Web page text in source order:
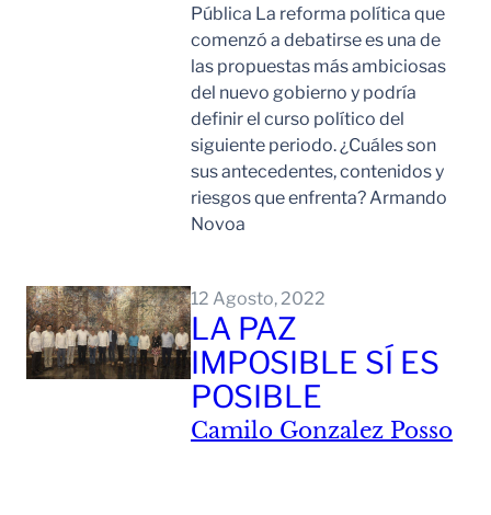
Pública La reforma política que
comenzó a debatirse es una de
las propuestas más ambiciosas
del nuevo gobierno y podría
definir el curso político del
siguiente periodo. ¿Cuáles son
sus antecedentes, contenidos y
riesgos que enfrenta? Armando
Novoa
12 Agosto, 2022
LA PAZ
IMPOSIBLE SÍ ES
POSIBLE
Camilo Gonzalez Posso